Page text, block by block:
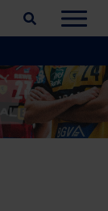
Suchfeld öffnen